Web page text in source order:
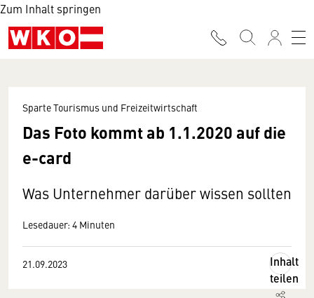
Zum Inhalt springen
Sparte Tourismus und Freizeitwirtschaft
Das Foto kommt ab 1.1.2020 auf die
e-card
Was Unternehmer darüber wissen sollten
Lesedauer: 4 Minuten
21.09.2023
Inhalt
teilen